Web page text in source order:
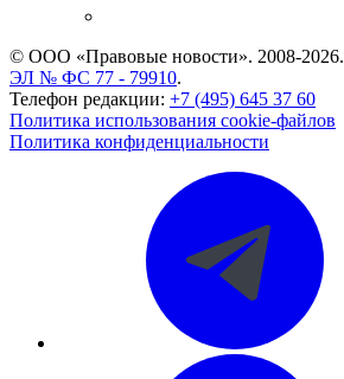
© ООО «Правовые новости». 2008-2026.
ЭЛ № ФС 77 - 79910.
Телефон редакции: +7 (495) 645 37 60
Политика использования cookie-файлов
Политика конфиденциальности